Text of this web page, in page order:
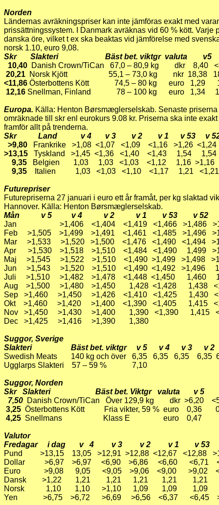
Norden
Ländernas avräkningspriser kan inte jämföras exakt med
prissättningssystem. I Danmark avräknas vid 60 % kött. Varje
danska öre, vilket t ex ska beaktas vid jämförelse med
norsk 1.10, euro 9,08.
Skr Slakteri Bäst bet. viktgr valuta
10,40 Danish Crown/TiCan 67,0 – 80,9 kg dkr
20,21 Norsk Kjött 55,1 – 73,0 kg nkr 18,38
<11,86 Österbottens Kött 74,5 – 80 kg euro 1,29
12,16 Snellman, Finland 78 – 100 kg euro 1,34
Europa. Källa: Henton Børsmæglerselskab. Senaste
omräknade till skr enl eurokurs 9.08 kr. Priserna ska inte
framför allt på trenderna.
Skr Land v 4 v 3 v 2 v 1 v 53 v
>9,80 Frankrike >1,08 <1,07 <1,09 <1,16 >1,26 <1,24
>13,15 Tyskland >1,45 <1,36 <1,40 <1,43 1,54
9,35
Belgien 1,03 1,03 <1,03 <1,12 1,16
9,35 Italien 1,03 <1,03 <1,10 <1,17 1,21
Futurepriser
Futurepriserna 27 januari i euro ett år framåt, per kg slaktad
Hannover. Källa: Henton Børsmæglerselskab.
Mån v 5 v 4 v 2 v 1 v 53 v 52
Jan >1,406 <1,404 <1,419 <1,466 >1,486
Feb >1,505 >1,499 >1,491 <1,461 <1,485 >1,496
Mar >1,533 >1,520 >1,500 <1,476 <1,490 <1,494
Apr >1,530 >1,518 >1,510 <1,484 <1,490 1,499
Maj >1,545 >1,522 >1,510 <1,490 >1,499 >1,498
Jun >1,543 >1,520 >1,510 <1,490 <1,492 >1,496
Juli >1,510 >1,482 >1,478 <1,448 <1,450 1,460
Aug >1,500 >1,480 >1,450 1,428 <1,428 1,438
Sep >1,460 >1,450 >1,426 <1,410 <1,425 1,430
Okt >1,460 >1,420 >1,400 <1,390 <1,405 1,415
Nov >1,450 >1,430 >1,400 1,390 <1,390 1,415
Dec >1,425 >1,416 >1,390 1,380
Suggor, Sverige
Slakteri Bäst bet. viktgr v 5 v 4 v 3 v 2
Swedish Meats 140 kg och över 6,35 6,35 6,35 6,35
Ugglarps Slakteri 57 – 59 % 7,10
Suggor, Norden
Skr Slakteri Bäst bet. Viktgr valuta v
7,50 Danish Crown/TiCan Över 129,9 kg dkr >6,20
3,25 Österbottens Kött Fria vikter, 59 % euro 0,36
4,25 Snellmans Klass E euro
Valutor
Fredagar i dag v 4 v 3 v 2 v 1 v 53
Pund >13,15 13,05 >12,91 >12,88 <12,67 <12,88
Dollar >6,97 >6,97 <6,90 >6,86 <6,60 <6,71
Euro >9,08 9,05 <9,05 >9,06 <9,00 >9,02
Dansk >1,22 1,21 1,21 1,21 1,21 1,21
Norsk 1,10 1,10 >1,10 1,09 1,09 1,09
Yen >6,75 >6,72 >6,69 >6,56 <6,37 <6,45